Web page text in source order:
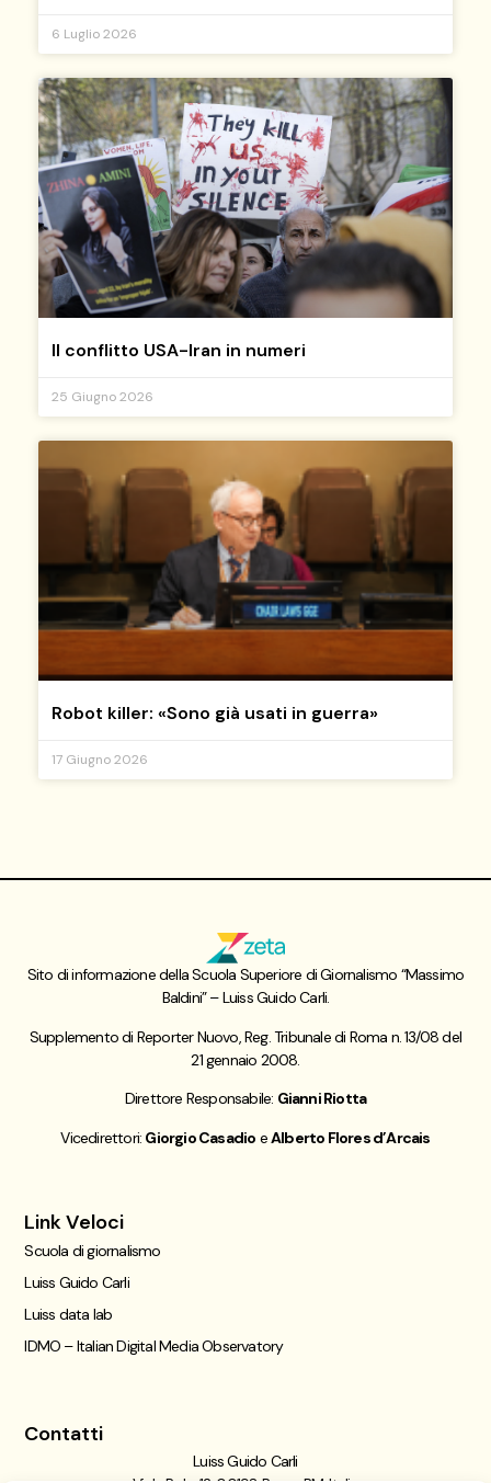
6 Luglio 2026
Il conflitto USA-Iran in numeri
25 Giugno 2026
Robot killer: «Sono già usati in guerra»
17 Giugno 2026
Sito di informazione della Scuola Superiore di Giornalismo “Massimo
Baldini” – Luiss Guido Carli.
Supplemento di Reporter Nuovo, Reg. Tribunale di Roma n. 13/08 del
21 gennaio 2008.
Direttore Responsabile: Gianni Riotta
Vicedirettori: Giorgio Casadio eAlberto Flores d’Arcais
Link Veloci
Scuola di giornalismo
Luiss Guido Carli
Luiss data lab
IDMO – Italian Digital Media Observatory
Contatti
Luiss Guido Carli